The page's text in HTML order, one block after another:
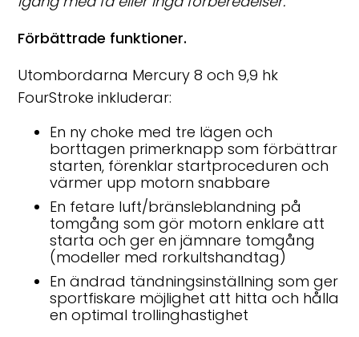
Förbättrade funktioner.
Utombordarna Mercury 8 och 9,9 hk
FourStroke inkluderar:
En ny choke med tre lägen och
borttagen primerknapp som förbättrar
starten, förenklar startproceduren och
värmer upp motorn snabbare
En fetare luft/bränsleblandning på
tomgång som gör motorn enklare att
starta och ger en jämnare tomgång
(modeller med rorkultshandtag)
En ändrad tändningsinställning som ger
sportfiskare möjlighet att hitta och hålla
en optimal trollinghastighet